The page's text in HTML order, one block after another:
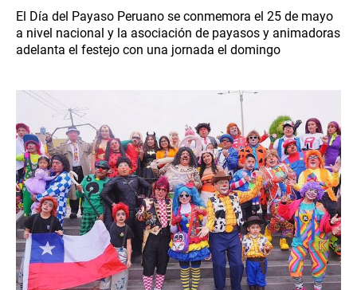
El Día del Payaso Peruano se conmemora el 25 de mayo
a nivel nacional y la asociación de payasos y animadoras
adelanta el festejo con una jornada el domingo